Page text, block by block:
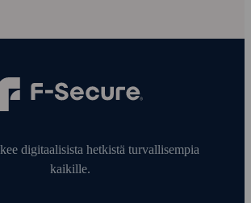
digitaalisista hetkistä turvallisempia
kaikille.